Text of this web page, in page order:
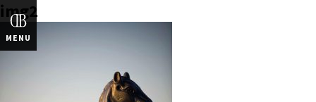
MENU
img2